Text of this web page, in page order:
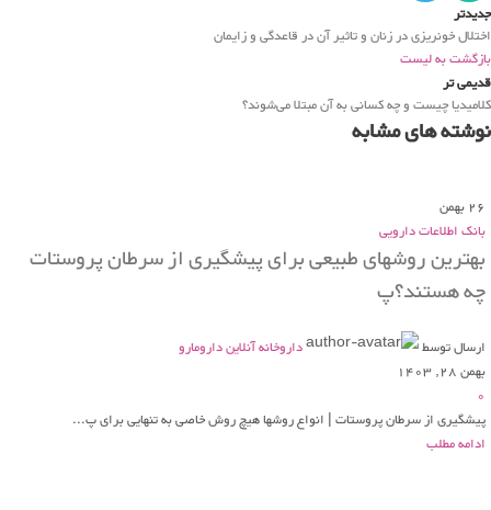
جدیدتر
اختلال خونریزی در زنان و تاثیر آن در قاعدگی و زایمان
بازگشت به لیست
قدیمی تر
کلامیدیا چیست و چه کسانی به آن مبتلا می‌شوند؟
نوشته های مشابه
26بهمن
بانک اطلاعات دارویی
بهترین روشهای طبیعی برای پیشگیری از سرطان پروستات
چه هستند؟پ
ارسال توسط
داروخانه آنلاین دارومارو
بهمن 28, 1403
0
پیشگیری از سرطان پروستات | انواع روشها هیچ روش خاصی به تنهایی برای پ...
ادامه مطلب